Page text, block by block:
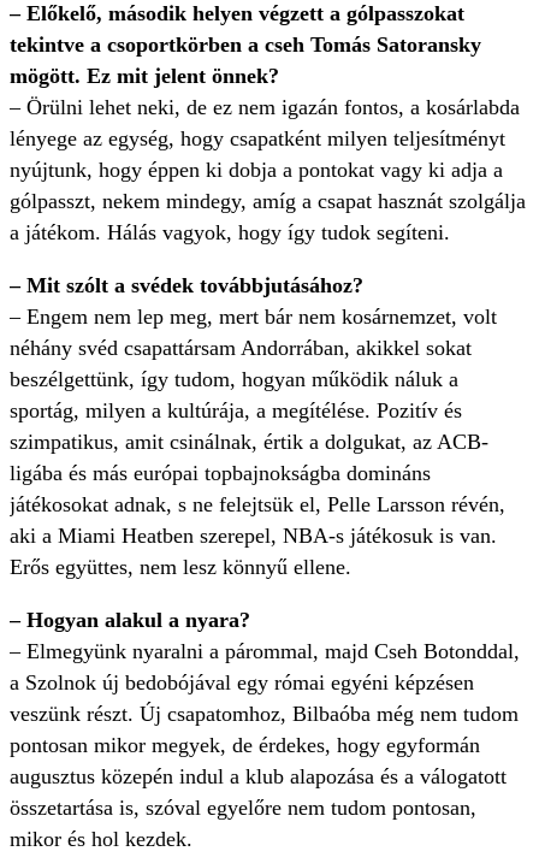
– Előkelő, második helyen végzett a gólpasszokat
tekintve a csoportkörben a cseh Tomás Satoransky
mögött. Ez mit jelent önnek?
– Örülni lehet neki, de ez nem igazán fontos, a kosárlabda
lényege az egység, hogy csapatként milyen teljesítményt
nyújtunk, hogy éppen ki dobja a pontokat vagy ki adja a
gólpasszt, nekem mindegy, amíg a csapat hasznát szolgálja
a játékom. Hálás vagyok, hogy így tudok segíteni.
– Mit szólt a svédek továbbjutásához?
– Engem nem lep meg, mert bár nem kosárnemzet, volt
néhány svéd csapattársam Andorrában, akikkel sokat
beszélgettünk, így tudom, hogyan működik náluk a
sportág, milyen a kultúrája, a megítélése. Pozitív és
szimpatikus, amit csinálnak, értik a dolgukat, az ACB-
ligába és más európai topbajnokságba domináns
játékosokat adnak, s ne felejtsük el, Pelle Larsson révén,
aki a Miami Heatben szerepel, NBA-s játékosuk is van.
Erős együttes, nem lesz könnyű ellene.
– Hogyan alakul a nyara?
– Elmegyünk nyaralni a párommal, majd Cseh Botonddal,
a Szolnok új bedobójával egy római egyéni képzésen
veszünk részt. Új csapatomhoz, Bilbaóba még nem tudom
pontosan mikor megyek, de érdekes, hogy egyformán
augusztus közepén indul a klub alapozása és a válogatott
összetartása is, szóval egyelőre nem tudom pontosan,
mikor és hol kezdek.